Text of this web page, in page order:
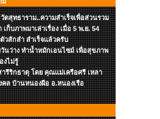
สุทธาราม..ความสำเร็จเพื่อส่วนรวม
ก็บภาพมาเล่าเรื่อง เมื่อ 5 พ.ย. 54
วสักลำ สำเร็จแล้วครับ
นว่าง ทำน้ำหมักเอนไซม์ เพื่อสุขภาพ
งไม่รู้
รีริกธาตุ โดย คุณแม่เครือศรี เหลา
คล บ้านหนองผือ อ.หนองเรือ